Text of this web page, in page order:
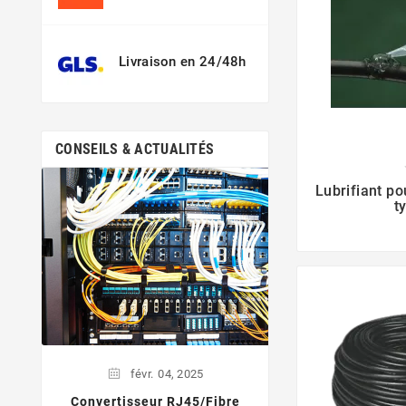
Livraison en 24/48h
CONSEILS & ACTUALITÉS
févr. 04, 2025
Convertisseur RJ45/Fibre
févr. 04,
Qu'est ce qu'une
électriques et les
boîtier fermé.
Lubrifiant